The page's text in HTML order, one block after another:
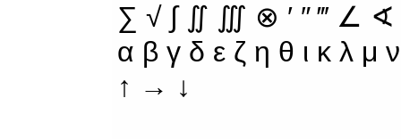
∑ √ ∫ ∬ ∭ ⊗ ′ ″ ‴ ∠
α β γ δ ε ζ η θ ι κ λ
↑ → ↓